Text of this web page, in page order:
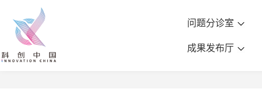
问题分诊室
成果发布厅